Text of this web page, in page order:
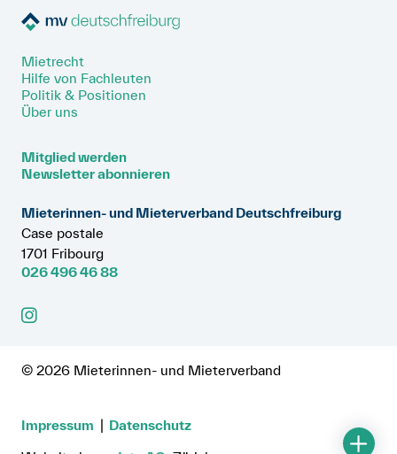
Mietrecht
Hilfe von Fachleuten
Politik & Positionen
Über uns
Mitglied werden
Newsletter abonnieren
Mieterinnen- und Mieterverband Deutschfreiburg
Case postale
1701 Fribourg
026 496 46 88
© 2026 Mieterinnen- und Mieterverband
Impressum
Datenschutz